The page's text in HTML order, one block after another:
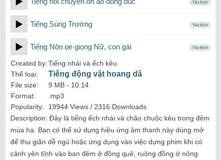
Yêu thích
Tiếng Súng Trường Yêu thích
Tiếng Nôn ọe giọng Nữ, con gái Yêu thích
Created by:Tiếng nhái và ếch kêu
Thể loại:
Tiếng động vật hoang dã
File size: 9 MB - 10:14
Format:
.mp3
Popularity:
19944 Views / 2316 Downloads
Description: Đây là tiếng ếch nhái và chão chuộc kêu trong đêm
mùa hạ. Bạn có thể sử dụng hiệu ứng âm thanh này dùng mở
để thư giãn dễ ngủ hoặc ứng dụng vào việc dựng phim khi có
cảnh yên tĩnh vào ban đêm ở đồng quê, ruộng đồng ở nông